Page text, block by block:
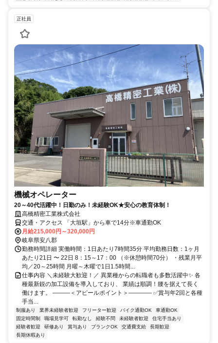
正社員
機械オペレーター
20～40代活躍中！日勤のみ！未経験OK★安心の教育体制！
高橋精密工業株式会社
交通・アクセス 「大垣駅」から車で14分※車通勤OK
月給215,000円～320,000円
岐阜県安八郡
勤務時間詳細 実働時間：1日あたり7時間35分 平均勤務日数：1ヶ月
あたり21日 〜 22日 8：15～17：00 （※休憩時間70分） ・残業月平
均／20～25時間 月曜～木曜で1日1.5時間...
仕事内容 ＼未経験大歓迎！／ 異業種からの転職者も多数活躍中✨ 各
種最新鋭の加工設備を導入しており、 業績は順調！腰を据えて長く
働けます。 ―――＜アピールポイント＞―――― ✅賞与年2回と各種
手当...
制服あり 業界未経験者歓迎 フリーター歓迎 バイク通勤OK
車通勤OK
固定時間制
職場見学可 転勤なし 経験不問 未経験者歓迎
住宅手当あり
経験者歓迎
研修あり 賞与あり ブランクOK 交通費支給
長期歓迎
長期休暇あり